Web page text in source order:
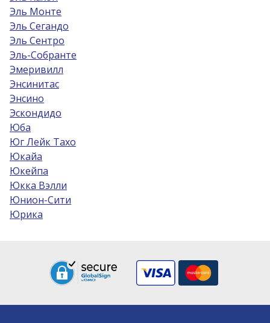
Эль Монте
Эль Сегандо
Эль Сентро
Эль-Собрантe
Эмеривилл
Энсинитас
Энсино
Эскондидо
Юба
Юг Лейк Тахо
Юкайа
Юкейпа
Юкка Вэлли
Юнион-Сити
Юрика